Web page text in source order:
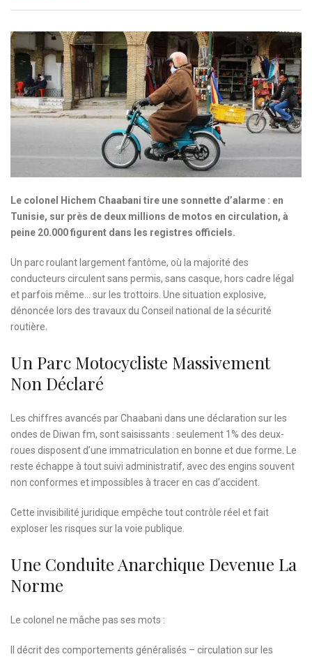
Le colonel Hichem Chaabani tire une sonnette d’alarme : en
Tunisie, sur près de deux millions de motos en circulation, à
peine 20.000 figurent dans les registres officiels.
Un parc roulant largement fantôme, où la majorité des
conducteurs circulent sans permis, sans casque, hors cadre légal
et parfois même… sur les trottoirs. Une situation explosive,
dénoncée lors des travaux du Conseil national de la sécurité
routière.
Un Parc Motocycliste Massivement
Non Déclaré
Les chiffres avancés par Chaabani dans une déclaration sur les
ondes de Diwan fm, sont saisissants : seulement 1% des deux-
roues disposent d’une immatriculation en bonne et due forme. Le
reste échappe à tout suivi administratif, avec des engins souvent
non conformes et impossibles à tracer en cas d’accident.
Cette invisibilité juridique empêche tout contrôle réel et fait
exploser les risques sur la voie publique.
Une Conduite Anarchique Devenue La
Norme
Le colonel ne mâche pas ses mots :
Il décrit des comportements généralisés – circulation sur les